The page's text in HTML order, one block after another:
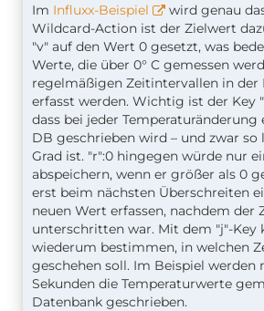
Im Influxx-Beispiel
wird genau
Wildcard-Action ist der Zielwert
"v" auf den Wert 0 gesetzt, was
Werte, die über 0° C gemessen
regelmäßigen Zeitintervallen in der
erfasst werden. Wichtig ist der Key
dass bei jeder Temperaturänderung
DB geschrieben wird – und zwar so
Grad ist. "r":0 hingegen würde nur
abspeichern, wenn er größer als 0
erst beim nächsten Überschreiten
neuen Wert erfassen, nachdem der
unterschritten war. Mit dem "j"-Key
wiederum bestimmen, in welchen
geschehen soll. Im Beispiel werden
Sekunden die Temperaturwerte
Datenbank geschrieben.